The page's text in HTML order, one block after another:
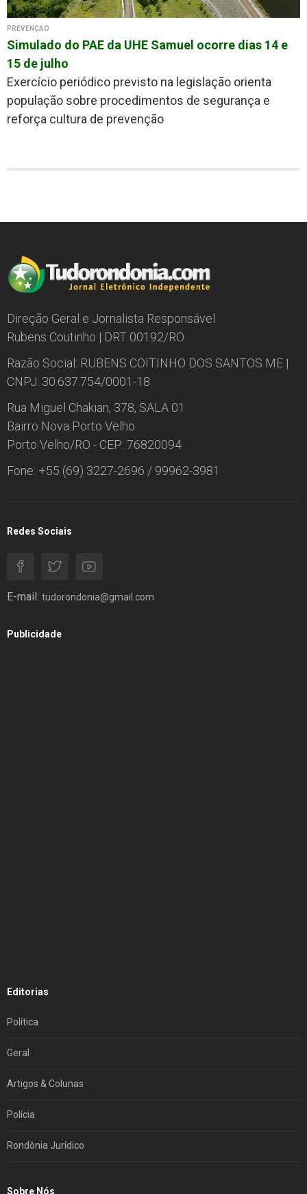
PREVENÇÃO
Simulado do PAE da UHE Samuel ocorre dias 14 e
15 de julho
Exercício periódico previsto na legislação orienta
população sobre procedimentos de segurança e
reforça cultura de prevenção
Direção Geral e Jornalista Responsável
Rubens Coutinho | DRT 00192/RO
Razão Social: RUBENS COITINHO DOS SANTOS ME |
CNPJ: 30.637.754/0001-18
Rua Miguel Chakian, 378, SALA 01
Bairro Nova Porto Velho
Porto Velho/RO - CEP: 76820094
Fone: +55 (69) 3227-2696 / 99962-3981
Redes Sociais
E-mail: tudorondonia@gmail.com
Publicidade
Editorias
Política
Geral
Artigos & Colunas
Polícia
Rondônia Jurídico
Sobre Nós